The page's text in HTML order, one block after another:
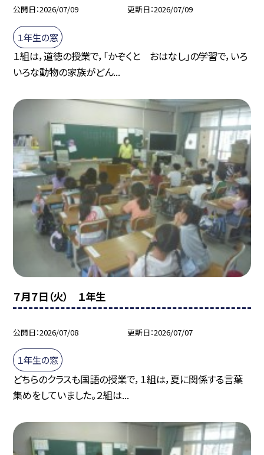
公開日 2026/07/09 更新日 2026/07/09
１年生の窓
１組は，道徳の授業で，「かぞくと おはなし」の学習で，いろ
いろな動物の家族がどん...
７月７日（火） １年生
公開日 2026/07/08 更新日 2026/07/07
１年生の窓
どちらのクラスも国語の授業で，１組は，夏に関係する言葉
集めをしていました。２組は...